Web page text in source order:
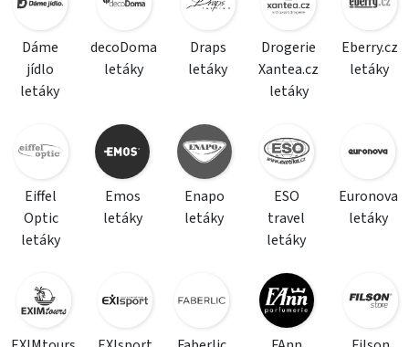
Dáme
jídlo
letáky
decoDoma
letáky
Draps
letáky
Drogerie
Xantea.cz
letáky
Eberry.cz
letáky
Eiffel
Optic
letáky
Emos
letáky
Enapo
letáky
ESO
travel
letáky
Euronova
letáky